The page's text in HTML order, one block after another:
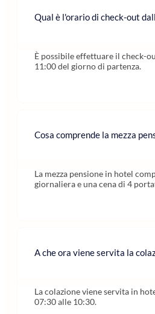
Qual è l'orario di check-out
È possibile effettuare il check-
11:00 del giorno di partenza.
Cosa comprende la mezza
La mezza pensione in hotel
giornaliera e una cena di 4
A che ora viene servita la
La colazione viene servita in
07:30 alle 10:30.